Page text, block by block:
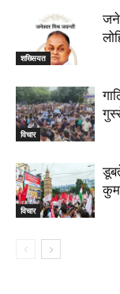
शख्सियत
विचार
विचार